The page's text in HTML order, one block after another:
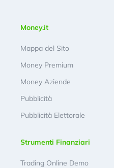
Money.it
Mappa del Sito
Money Premium
Money Aziende
Pubblicità
Pubblicità Elettorale
Strumenti Finanziari
Trading Online Demo